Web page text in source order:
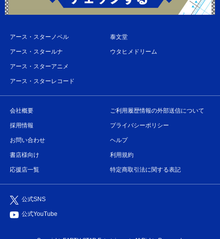
アース・スターノベル
アース・スタールナ
アース・スターアニメ
アース・スターレコード
泰文堂
ウタヒメドリーム
会社概要
採用情報
お問い合わせ
書店様向け
応援店一覧
ご利用履歴情報の外部送信について
プライバシーポリシー
ヘルプ
利用規約
特定商取引法に関する表記
公式SNS
公式YouTube